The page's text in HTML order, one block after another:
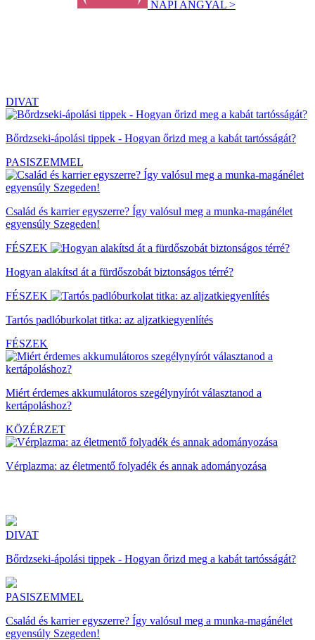
NAPI ANGYAL >
DIVAT
Bőrdzseki-ápolási tippek - Hogyan őrizd meg a kabát tartósságát?
PASISZEMMEL
Család és karrier egyszerre? Így valósul meg a munka-magánélet
egyensúly Szegeden!
FÉSZEK
Hogyan alakítsd át a fürdőszobát biztonságos térré?
FÉSZEK
Tartós padlóburkolat titka: az aljzatkiegyenlítés
FÉSZEK
Miért érdemes akkumulátoros szegélynyírót választanod a
kertápoláshoz?
KÖZÉRZET
Vérplazma: az életmentő folyadék és annak adományozása
DIVAT
Bőrdzseki-ápolási tippek - Hogyan őrizd meg a kabát tartósságát?
PASISZEMMEL
Család és karrier egyszerre? Így valósul meg a munka-magánélet
egyensúly Szegeden!